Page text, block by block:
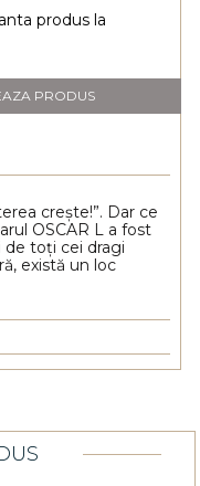
produs la
PRODUS
crește!”. Dar ce
OSCAR L a fost
toți cei dragi
există un loc